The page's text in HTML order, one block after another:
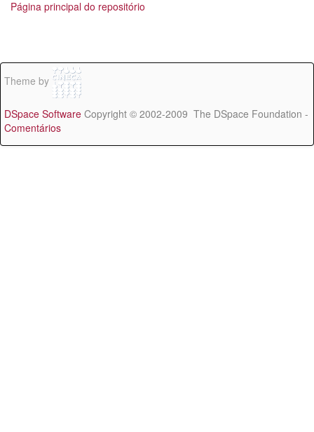
Página principal do repositório
Theme by
DSpace Software Copyright © 2002-2009 The DSpace Foundation -
Comentários